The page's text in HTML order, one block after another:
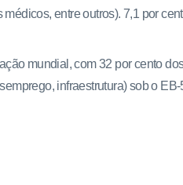
entre outros). 7,1 por
mundial, com 32 por cento
infraestrutura) sob o